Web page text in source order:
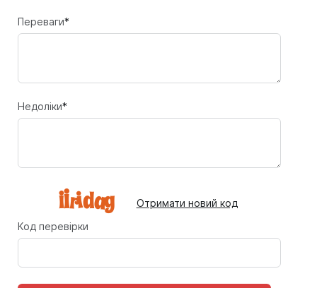
Переваги*
Недоліки*
Отримати новий код
Код перевірки